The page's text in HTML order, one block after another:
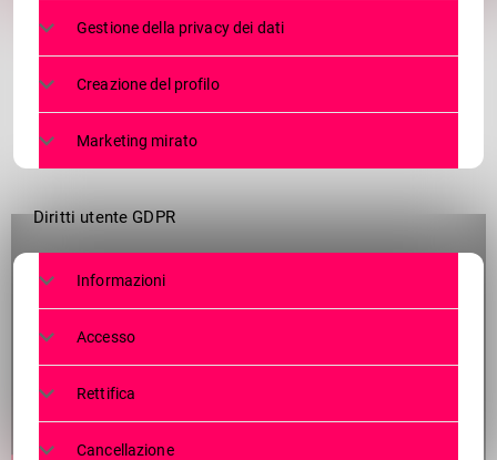
Gestione della privacy dei dati
Creazione del profilo
Marketing mirato
Diritti utente GDPR
Informazioni
Accesso
Rettifica
Cancellazione